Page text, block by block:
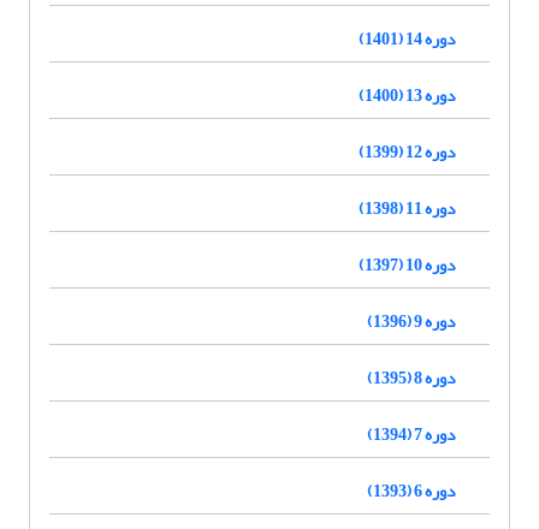
دوره 14 (1401)
دوره 13 (1400)
دوره 12 (1399)
دوره 11 (1398)
دوره 10 (1397)
دوره 9 (1396)
دوره 8 (1395)
دوره 7 (1394)
دوره 6 (1393)